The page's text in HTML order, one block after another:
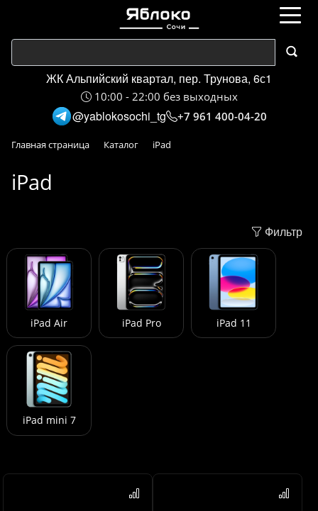
ЖК Альпийский квартал, пер. Трунова, 6с1
10:00 - 22:00 без выходных
@yablokosochi_tg +7 961 400-04-20
Главная страница Каталог iPad
iPad
Фильтр
iPad Air iPad Pro iPad 11
iPad mini 7